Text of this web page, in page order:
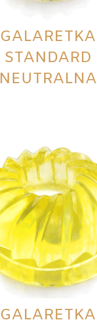
GALARETKA
STANDARD
NEUTRALNA
GALARETKA